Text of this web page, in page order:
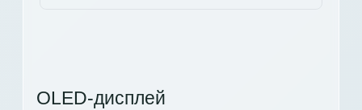
OLED-дисплей